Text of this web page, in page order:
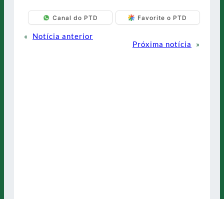
Canal do PTD Favorite o PTD
«
Notícia anterior
Próxima notícia
»